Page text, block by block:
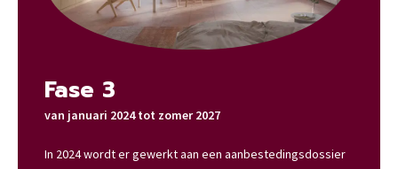
Fase 3
van januari 2024 tot zomer 2027
In 2024 wordt er gewerkt aan een aanbestedingsdossier